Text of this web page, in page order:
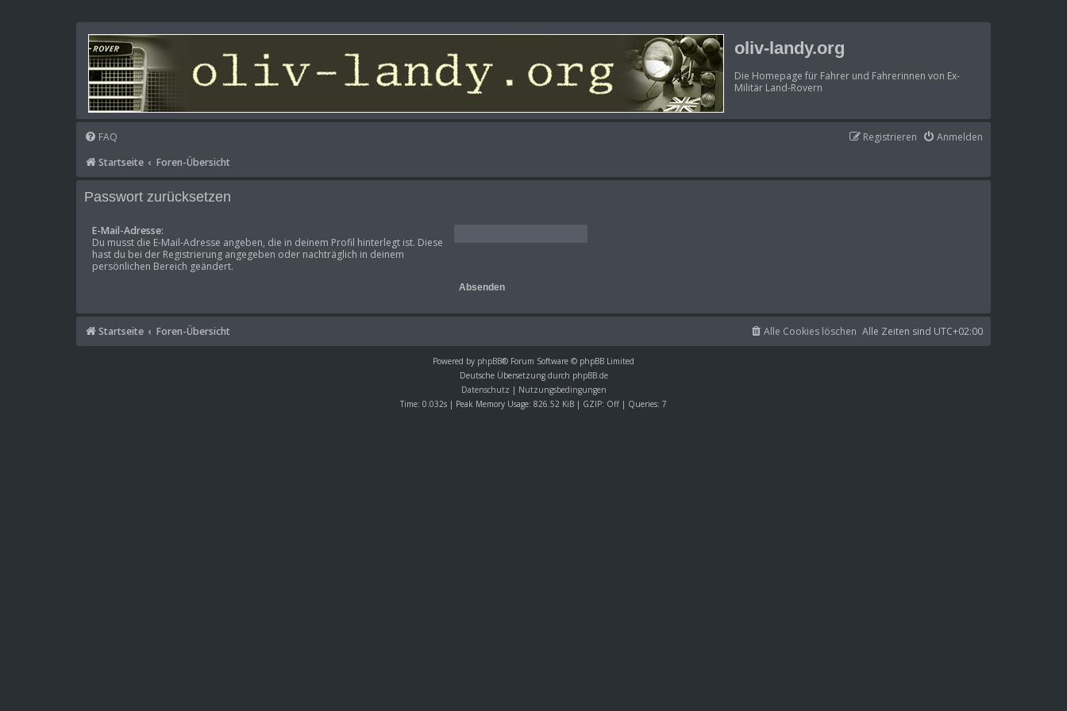
oliv-landy.org
Die Homepage für Fahrer und Fahrerinnen von Ex-
Militär Land-Rovern
FAQ Anmelden
Registrieren
Startseite
Foren-Übersicht
Passwort zurücksetzen
E-Mail-Adresse:
Du musst die E-Mail-Adresse angeben, die in deinem Profil hinterlegt ist. Diese
hast du bei der Registrierung angegeben oder nachträglich in deinem
persönlichen Bereich geändert.
Startseite Foren-Übersicht Alle Zeiten sind UTC+02:00
Alle Cookies löschen
Powered by phpBB® Forum Software © phpBB Limited
Deutsche Übersetzung durch phpBB.de
Datenschutz | Nutzungsbedingungen
Time: 0.032s | Peak Memory Usage: 826.52 KiB | GZIP: Off | Queries: 7